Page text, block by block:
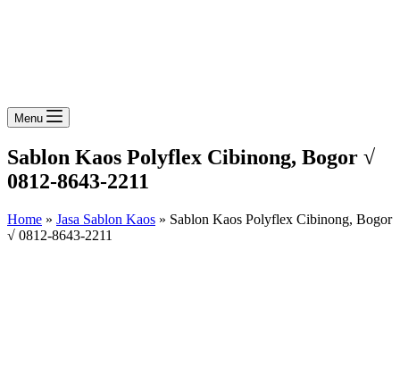
Menu
Sablon Kaos Polyflex Cibinong, Bogor √
0812-8643-2211
Home » Jasa Sablon Kaos » Sablon Kaos Polyflex Cibinong, Bogor
√ 0812-8643-2211